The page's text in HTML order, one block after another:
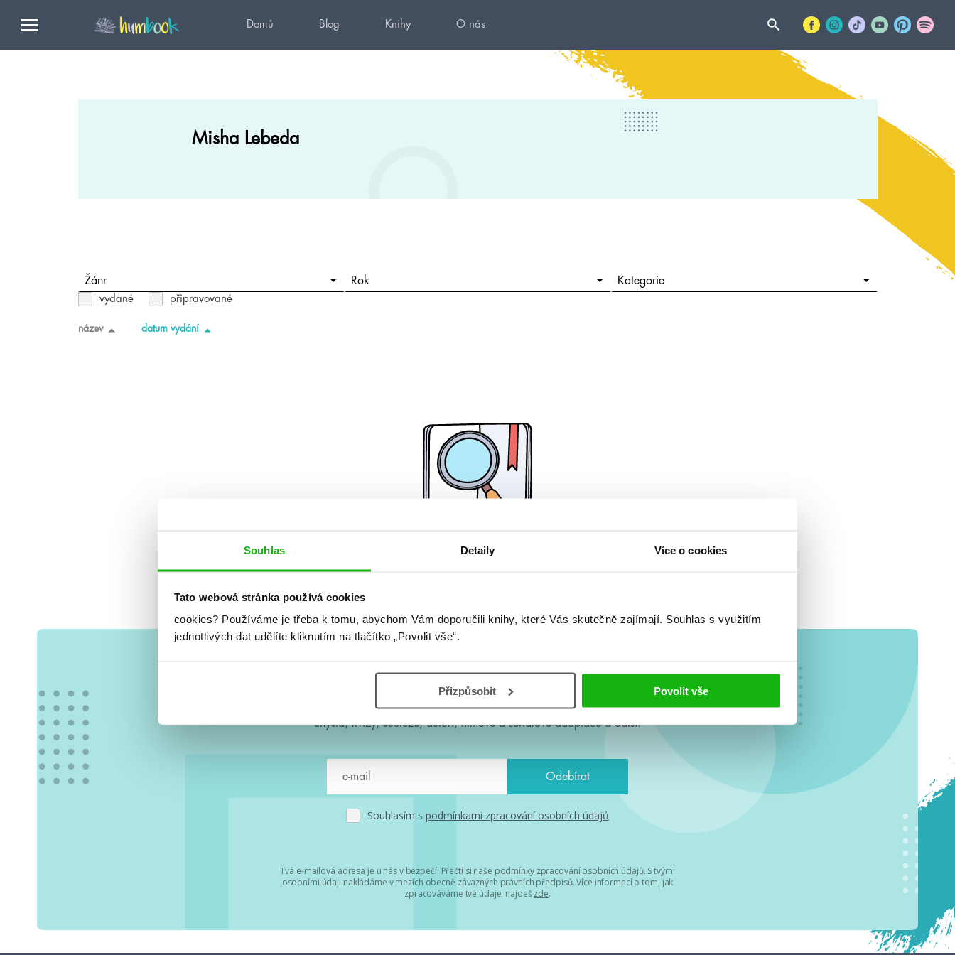
Souhlas Detaily Více o cookies
Tato webová stránka používá cookies
cookies? Používáme je třeba k tomu, abychom Vám doporučili knihy, které Vás skutečně zajímají. Souhlas s využitím
jednotlivých dat udělíte kliknutím na tlačítko „Povolit vše“.
Přizpůsobit Povolit vše
Domů Blog Knihy O nás
Misha Lebeda
Žánr Rok Kategorie
vydané připravované
název datum vydání
#HumbookNews
Vše kolem #youngadult každý měsíc rovnou do mailu! Nové knihy, co se
chystá, kvízy, soutěže, autoři, filmové a seriálové adaptace a další.
Souhlasím s podmínkami zpracování osobních údajů
Tvá e-mailová adresa je u nás v bezpečí. Přečti si naše podmínky zpracování osobních údajů. S tvými
osobními údaji nakládáme v mezích obecně závazných právních předpisů. Více informací o tom, jak
zpracováváme tvé údaje, najdeš zde.